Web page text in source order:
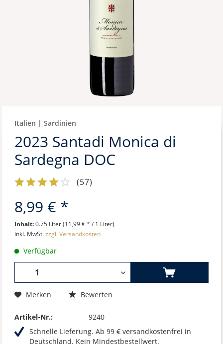
Italien | Sardinien
2023 Santadi Monica di
Sardegna DOC
(57)
8,99 € *
Inhalt:0.75 Liter (11,99 € * / 1 Liter)
inkl. MwSt.zzgl. Versandkosten
Verfügbar
Merken Bewerten
Artikel-Nr.:
9240
Schnelle Lieferung. Ab 99 € versandkostenfrei in
Deutschland. Kein Mindestbestellwert.